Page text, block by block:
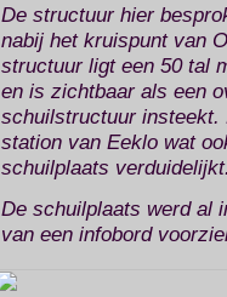
De structuur hier
nabij het kruispunt van
structuur ligt een 50 tal
en is zichtbaar als een
schuilstructuur insteekt.
station van Eeklo wat
schuilplaats
De schuilplaats werd al
van een infobord